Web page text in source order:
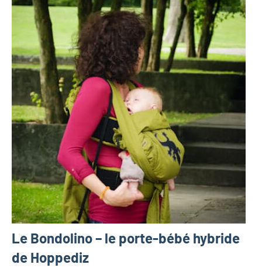
Le Bondolino – le porte-bébé hybride
de Hoppediz